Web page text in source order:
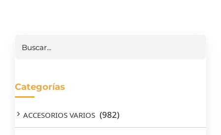
Categorías
ACCESORIOS VARIOS (982)